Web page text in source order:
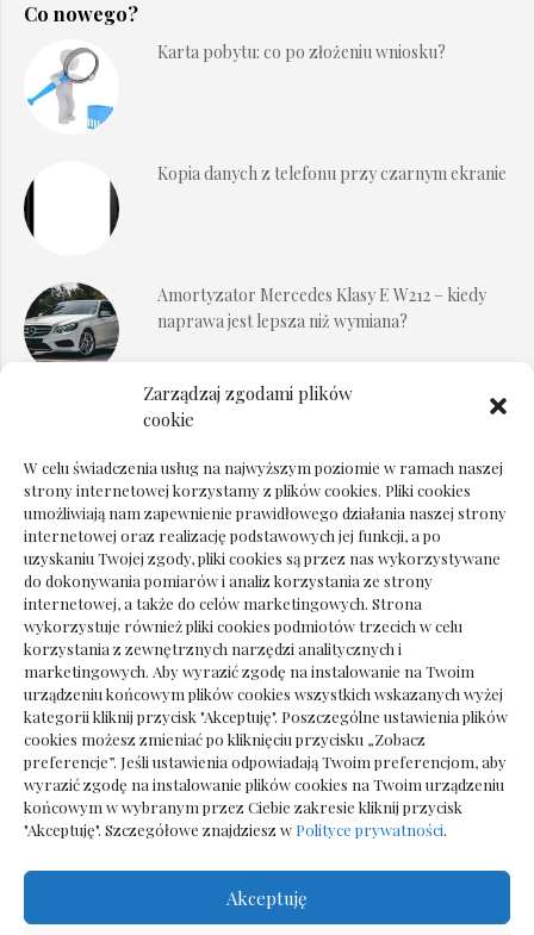
Zarządzaj zgodami plików
cookie
W celu świadczenia usług na najwyższym poziomie w ramach naszej
strony internetowej korzystamy z plików cookies. Pliki cookies
umożliwiają nam zapewnienie prawidłowego działania naszej strony
internetowej oraz realizację podstawowych jej funkcji, a po
uzyskaniu Twojej zgody, pliki cookies są przez nas wykorzystywane
do dokonywania pomiarów i analiz korzystania ze strony
internetowej, a także do celów marketingowych. Strona
wykorzystuje również pliki cookies podmiotów trzecich w celu
korzystania z zewnętrznych narzędzi analitycznych i
marketingowych. Aby wyrazić zgodę na instalowanie na Twoim
urządzeniu końcowym plików cookies wszystkich wskazanych wyżej
kategorii kliknij przycisk "Akceptuję". Poszczególne ustawienia plików
cookies możesz zmieniać po kliknięciu przycisku „Zobacz
preferencje”. Jeśli ustawienia odpowiadają Twoim preferencjom, aby
wyrazić zgodę na instalowanie plików cookies na Twoim urządzeniu
końcowym w wybranym przez Ciebie zakresie kliknij przycisk
"Akceptuję". Szczegółowe znajdziesz w Polityce prywatności.
Akceptuję
Co nowego?
Karta pobytu: co po złożeniu wniosku?
Kopia danych z telefonu przy czarnym ekranie
Amortyzator Mercedes Klasy E W212 – kiedy
naprawa jest lepsza niż wymiana?
Ile kosztuje psychoterapeuta prywatnie: cena
Dokumenty do odbioru przy zmianie biura
rachunkowego